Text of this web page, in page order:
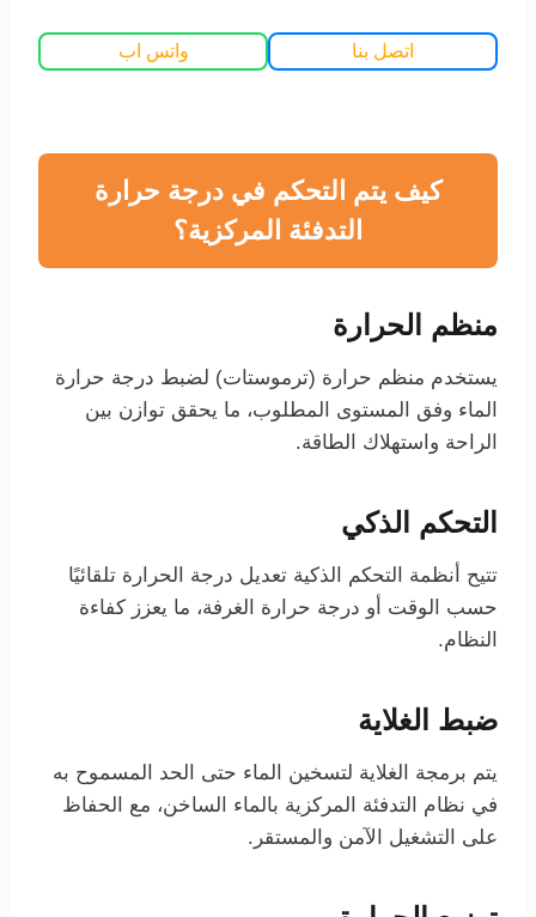
اتصل بنا واتس اب
كيف يتم التحكم في درجة حرارة
التدفئة المركزية؟
منظم الحرارة
يستخدم منظم حرارة (ترموستات) لضبط درجة حرارة
الماء وفق المستوى المطلوب، ما يحقق توازن بين
الراحة واستهلاك الطاقة.
التحكم الذكي
تتيح أنظمة التحكم الذكية تعديل درجة الحرارة تلقائيًا
حسب الوقت أو درجة حرارة الغرفة، ما يعزز كفاءة
النظام.
ضبط الغلاية
يتم برمجة الغلاية لتسخين الماء حتى الحد المسموح به
في نظام التدفئة المركزية بالماء الساخن، مع الحفاظ
على التشغيل الآمن والمستقر.